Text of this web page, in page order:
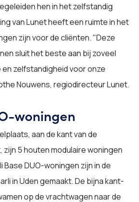
hen in het zelfstandig
van Lunet heeft een ruimte in het
zijn voor de cliënten. "Deze
sluit het beste aan bij zoveel
zelfstandigheid voor onze
Nouwens, regiodirecteur Lunet.
woningen
aan de kant van de
5 houten modulaire woningen
Base DUO-woningen zijn in de
in Uden gemaakt. De bijna kant-
op de vrachtwagen naar de